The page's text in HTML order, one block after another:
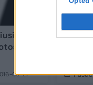
03-27